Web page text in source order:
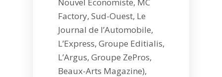
Factory, Sud-Ouest, Le
Journal de l’Automobile,
L’Express, Groupe Editialis,
L’Argus, Groupe ZePros,
Beaux-Arts Magazine),